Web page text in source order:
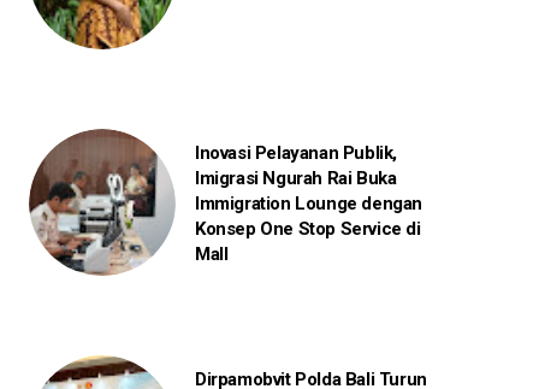
Inovasi Pelayanan Publik,
Imigrasi Ngurah Rai Buka
Immigration Lounge dengan
Konsep One Stop Service di
Mall
Dirpamobvit Polda Bali Turun